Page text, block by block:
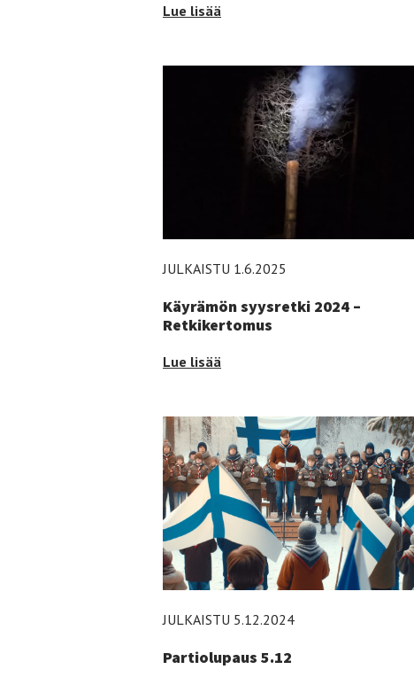
Tule
Lue lisää
JULKAISTU 1.6.2025
Käyrämön syysretki 2024 –
Retkikertomus
Käyrämön
–
Retkikertomus
-
Lue lisää
JULKAISTU 5.12.2024
Partiolupaus 5.12